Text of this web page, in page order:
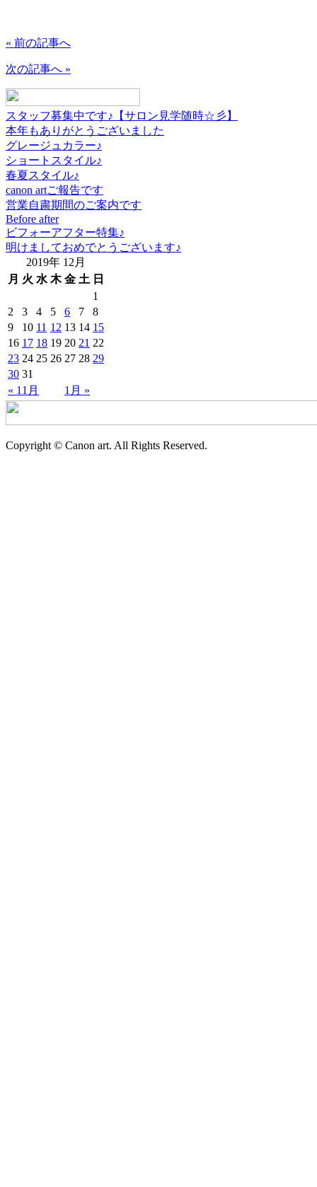
« 前の記事へ
次の記事へ »
スタッフ募集中です♪【サロン見学随時☆彡】
本年もありがとうございました
グレージュカラー♪
ショートスタイル♪
春夏スタイル♪
canon artご報告です
営業自粛期間のご案内です
Before after
ビフォーアフター特集♪
明けましておめでとうございます♪
2019年 12月
月 火 水 木 金 土 日
« 11月 1月 »
1
2
3 4 5 6 7
8
9
10 11 12 13 14 15
16 17 18 19 20 21 22
23 24 25 26 27 28 29
30 31
Copyright © Canon art. All Rights Reserved.